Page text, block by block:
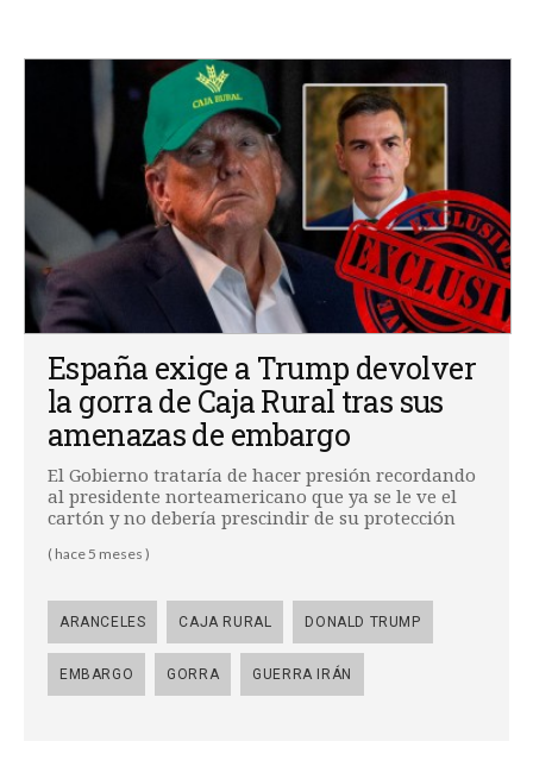
España exige a Trump devolver
la gorra de Caja Rural tras sus
amenazas de embargo
El Gobierno trataría de hacer presión recordando
al presidente norteamericano que ya se le ve el
cartón y no debería prescindir de su protección
( hace 5 meses )
ARANCELES CAJA RURAL DONALD TRUMP
EMBARGO GORRA GUERRA IRÁN